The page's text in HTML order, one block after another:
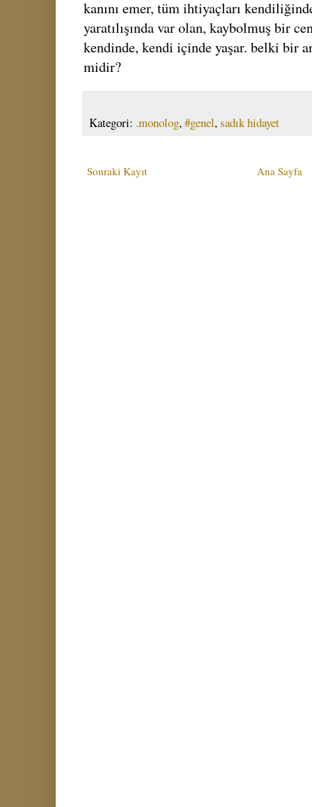
kanını emer, tüm ihtiyaçları
yaratılışında var olan, kaybolmuş bir
kendinde, kendi içinde yaşar. belki bir
midir?
Kategori: .monolog,#genel,sadık hidayet
Sonraki Kayıt Ana Sayfa